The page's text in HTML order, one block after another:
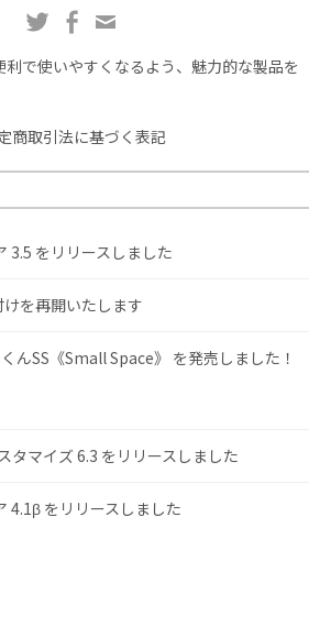
で使いやすくなるよう、魅力的な製品を
商取引法に基づく表記
3.5 をリリースしました
を再開いたします
んSS《Small Space》 を発売しました！
マイズ 6.3 をリリースしました
4.1β をリリースしました